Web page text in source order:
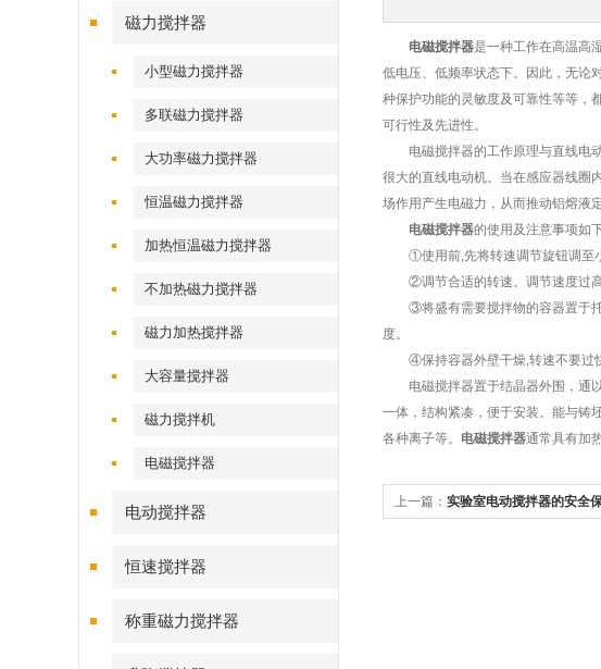
磁力搅拌器
小型磁力搅拌器
多联磁力搅拌器
大功率磁力搅拌器
恒温磁力搅拌器
加热恒温磁力搅拌器
不加热磁力搅拌器
磁力加热搅拌器
大容量搅拌器
磁力搅拌机
电磁搅拌器
电动搅拌器
恒速搅拌器
称重磁力搅拌器
电磁搅拌器是一种工作在高温高
低电压、低频率状态下。因此，无论
种保护功能的灵敏度及可靠性等等，
可行性及先进性。
电磁搅拌器的工作原理与直线电动
很大的直线电动机。当在感应器线圈
场作用产生电磁力，从而推动铝熔液
电磁搅拌器的使用及注意事项如
①使用前,先将转速调节旋钮调至小,
②调节合适的转速。调节速度过高,
③将盛有需要搅拌物的容器置于托
度。
④保持容器外壁干燥,转速不要过快,
电磁搅拌器置于结晶器外围，通以
一体，结构紧凑，便于安装。能与铸
各种离子等。 电磁搅拌器通常具有加
上一篇： 实验室电动搅拌器的安全